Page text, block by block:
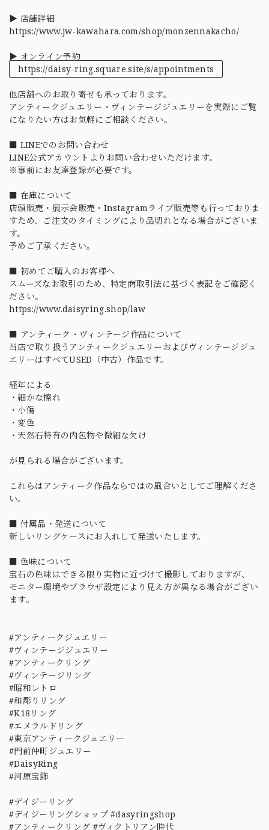
▶ 店舗詳細
https://www.jw-kawahara.com/shop/monzennakacho/
▶ オンライン予約
https://daisy-ring.square.site/s/appointments
他店舗へのお取り寄せも承っております。
アンティークジュエリー・ヴィンテージジュエリーを実際にご覧
になりたい方はお気軽にご相談ください。
■ LINEでのお問い合わせ
LINE公式アカウントよりお問い合わせいただけます。
※事前にお友達登録が必要です。
■ 在庫について
店頭販売・展示会販売・Instagramライブ販売等も行っておりま
すため、ご注文のタイミングにより品切れとなる場合がございま
す。
予めご了承ください。
■ 初めてご購入のお客様へ
スムーズなお取引のため、特定商取引法に基づく表記をご確認く
ださい。
https://www.daisyring.shop/law
■ アンティーク・ヴィンテージ作品について
当店で取り扱うアンティークジュエリーおよびヴィンテージジュ
エリーはすべてUSED（中古）作品です。
経年による
・細かな擦れ
・小傷
・変色
・天然石特有の内包物や微細な欠け
が見られる場合がございます。
これらはアンティーク作品ならではの風合いとしてご理解くださ
い。
■ 付属品・発送について
新しいリングケースにお入れして発送いたします。
■ 色味について
宝石の色味はできる限り実物に近づけて撮影しておりますが、
モニター環境やブラウザ設定により見え方が異なる場合がござい
ます。
#アンティークジュエリー
#ヴィンテージジュエリー
#アンティークリング
#ヴィンテージリング
#昭和レトロ
#和彫りリング
#K18リング
#エメラルドリング
#東京アンティークジュエリー
#門前仲町ジュエリー
#DaisyRing
#河原宝飾
#デイジーリング
#デイジーリングショップ #dasyringshop
#アンティークリング #ヴィクトリアン時代